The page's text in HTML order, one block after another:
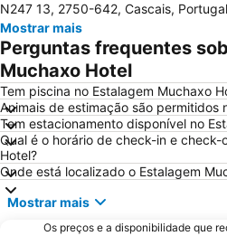
Parque Eduardo VII
Praia das Azenhas do Mar
Belém
Marquês de Pombal
Praia das Maçãs
Praia da Ericeira
Campo Grande
do Ouro Sesimbra
Oceanário de Lisboa
N247 13, 2750-642, Cascais, Portugal
Mostrar mais
Perguntas frequentes
Muchaxo Hotel
Tem piscina no Estalagem Muchaxo
Animais de estimação são permitidos
Tem estacionamento disponível no
Qual é o horário de check-in e check-
Hotel?
Onde está localizado o Estalagem
Mostrar mais
Os preços e a disponibilidade que